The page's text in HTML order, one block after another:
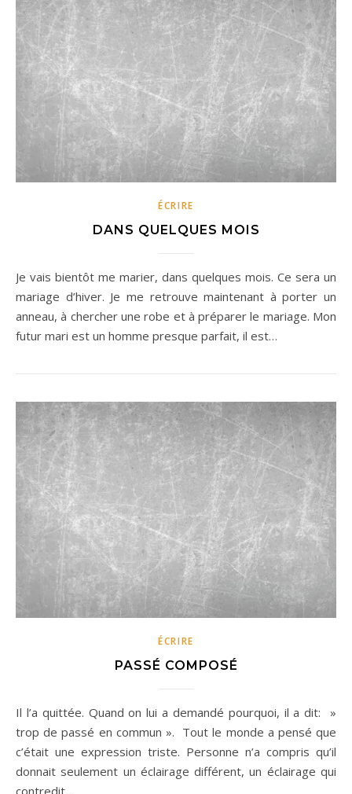
ÉCRIRE
DANS QUELQUES MOIS
Je vais bientôt me marier, dans quelques mois. Ce sera un
mariage d’hiver. Je me retrouve maintenant à porter un
anneau, à chercher une robe et à préparer le mariage. Mon
futur mari est un homme presque parfait, il est…
ÉCRIRE
PASSÉ COMPOSÉ
Il l’a quittée. Quand on lui a demandé pourquoi, il a dit: »
trop de passé en commun ». Tout le monde a pensé que
c’était une expression triste. Personne n’a compris qu’il
donnait seulement un éclairage différent, un éclairage qui